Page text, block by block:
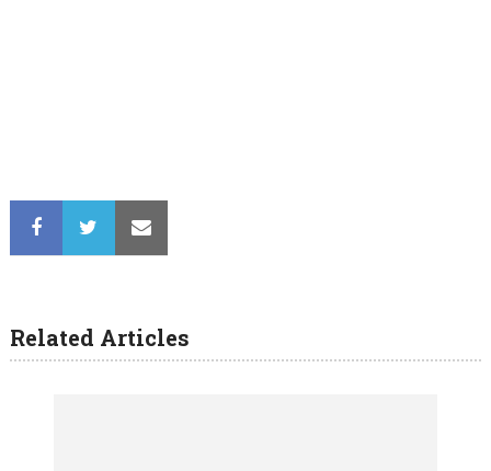
Related Articles